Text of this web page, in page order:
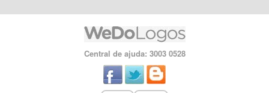
Central de ajuda: 3003 0528